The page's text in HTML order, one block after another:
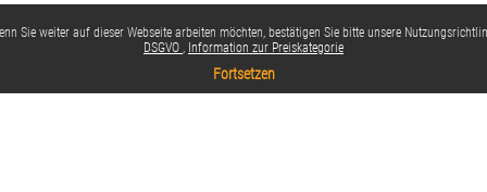
Sie weiter auf dieser Webseite arbeiten möchten, bestätigen Sie bitte unsere
DSGVO
Information zur Preiskategorie
Fortsetzen